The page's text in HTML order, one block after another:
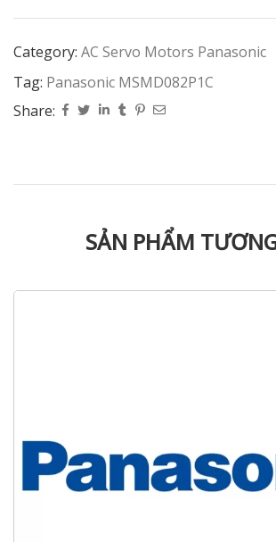
Category: AC Servo Motors Panasonic
Tag: Panasonic MSMD082P1C
Share:
SẢN PHẨM